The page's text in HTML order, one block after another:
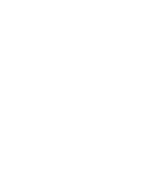
1000w